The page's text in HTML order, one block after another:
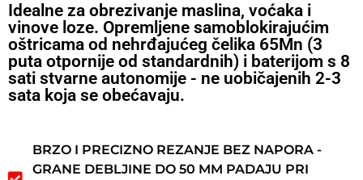
Idealne za obrezivanje maslina, voćaka i
vinove loze. Opremljene samoblokirajućim
oštricama od nehrđajućeg čelika 65Mn (3
puta otpornije od standardnih) i baterijom s 8
sati stvarne autonomije - ne uobičajenih 2-3
sata koja se obećavaju.
BRZO I PRECIZNO REZANJE BEZ NAPORA -
GRANE DEBLJINE DO 50 MM PADAJU PRI